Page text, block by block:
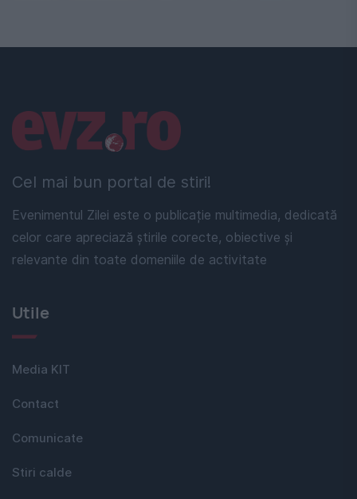
Cel mai bun portal de stiri!
Evenimentul Zilei este o publicație multimedia, dedicată
celor care apreciază știrile corecte, obiective și
relevante din toate domeniile de activitate
Linkuri utile
Utile
Media KIT
Contact
Comunicate
Stiri calde